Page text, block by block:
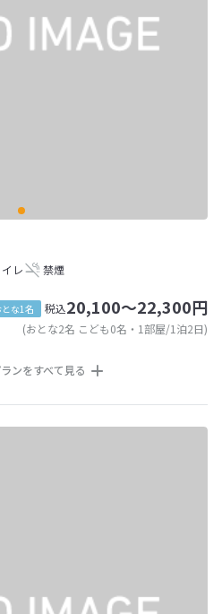
イレ 禁煙
とな1名 税込20,100～22,300円
(おとな2名 こども0名・1部屋/1泊2日)
ンをすべて見る